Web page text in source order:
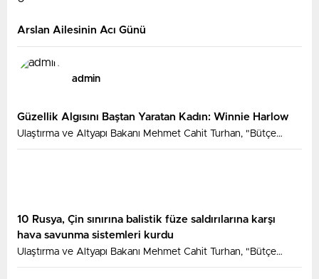
Arslan Ailesinin Acı Günü
admin
Güzellik Algısını Baştan Yaratan Kadın: Winnie Harlow
Ulaştırma ve Altyapı Bakanı Mehmet Cahit Turhan, "Bütçe
büyüklüğü ve teknik özelliklerinin yanı sıra ülkemizin
10 Rusya, Çin sınırına balistik füze saldırılarına karşı
hava savunma sistemleri kurdu
Ulaştırma ve Altyapı Bakanı Mehmet Cahit Turhan, "Bütçe
büyüklüğü ve teknik özelliklerinin yanı sıra ülkemizin